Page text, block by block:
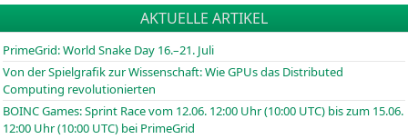
AKTUELLE ARTIKEL
PrimeGrid: World Snake Day 16.–21. Juli
Von der Spielgrafik zur Wissenschaft: Wie GPUs das Distributed
Computing revolutionierten
BOINCGames: Sprint Race vom 12.06. 12:00 Uhr (10:00 UTC) bis zum 15.06.
12:00 Uhr (10:00 UTC) bei PrimeGrid